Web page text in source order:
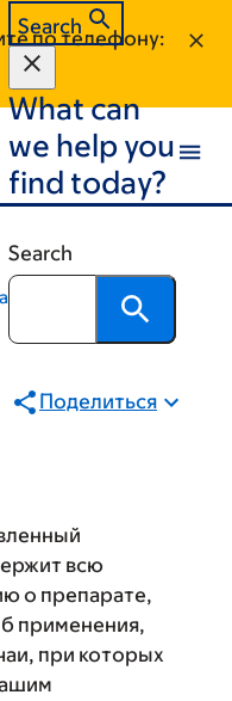
по телефону:
Search
What can
we help you
find today?
Search
Поделиться
всю
о препарате,
применения,
при которых